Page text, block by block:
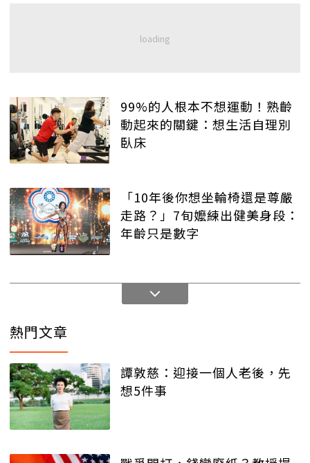
99%的人根本不想運動！熟齡
動起來的關鍵：想生活自理別
臥床
「10年後你想坐輪椅還是尊嚴
走路？」7旬嬤練出健美身段：
年齡只是數字
熱門文章
譚敦慈：迎接一個人老後，先
想5件事